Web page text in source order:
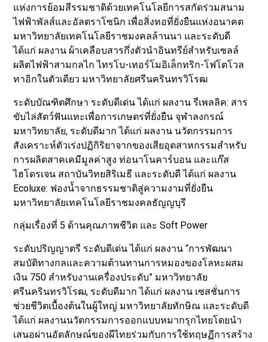
แห่งการย้อมสีรรมชาติด้วยเทคโนโลยีการสกัดร่วมสนาม
ไฟฟ้าพัลส์และอัลตราโซนิก เพื่อสิ่งทอที่ยั่งยืนแห่งอนาคต
มหาวิทยาลัยเทคโนโลยีราชมงคลล้านนา และระดับดี
ได้แก่ ผลงาน ผ้าเคลือบสารกึ่งตัวนำอินทรีย์สำหรับเซลล์
ผลิตไฟฟ้าสามกลไก ไทรโบ-เทอร์โมอิเล็กทริก-โฟโตโวล
ทาอิกในตัวเดียว มหาวิทยาลัยศรีนครินทรวิโรฒ
ระดับบัณฑิตศึกษา ระดับดีเด่น ได้แก่ ผลงาน รีเพลลิค: สาร
ขับไล่สัตว์ฟันแทะเพื่อการเกษตรที่ยั่งยืน จุฬาลงกรณ์
มหาวิทยาลัย, ระดับดีมาก ได้แก่ ผลงาน นวัตกรรมการ
สังเคราะห์ตัวเร่งปฏิกิริยาจากของเสียอุตสาหกรรมสำหรับ
การผลิตสาคเคมีมูลค่าสูง ท่อนาโนคาร์บอน และแก๊ส
ไฮโดรเจน สถาบันวิทยสิริเมธี และระดับดี ได้แก่ ผลงาน
Ecoluxe: ฟองน้ำจากธรรมชาติสู่ความงามที่ยั่งยืน
มหาวิทยาลัยเทคโนโลยีราชมงคลธัญญบุรี
กลุ่มเรื่องที่ 5 ด้านคุณภาพชีวิต และ Soft Power
ระดับปริญญาตรี ระดับดีเด่น ได้แก่ ผลงาน “การพัฒนา
สมบัติทางกลและความต้านทานการหมองของโลหะผสม
เงิน 750 สำหรับงานเครื่องประดับ” มหาวิทยาลัย
ศรีนครินทรวิโรฒ, ระดับดีมาก ได้แก่ ผลงาน เซสชั่นการ
ช่วยชีวิตเบื้องต้นในผู้ใหญ่ มหาวิทยาลัยทักษิณ และระดับดี
ได้แก่ ผลงานนวัตกรรมการออกแบบหมากรุกไทยโดยนำ
เสนอผ่านอัตลักษณ์ของผีไทยร่วมกับการใช้ทฤษฏีการสร้าง